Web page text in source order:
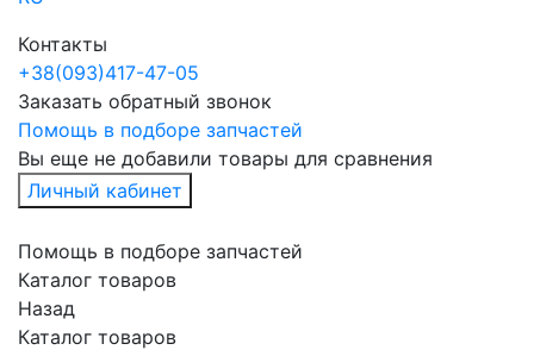
Контакты
+38(093)417-47-05
Заказать обратный звонок
Помощь в подборе запчастей
Вы еще не добавили товары для сравнения
Личный кабинет
Помощь в подборе запчастей
Каталог товаров
Назад
Каталог товаров